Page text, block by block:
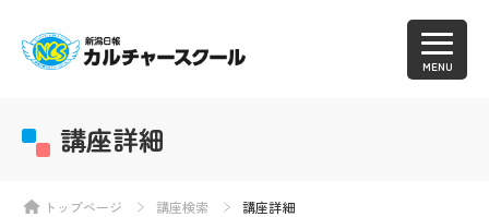
MENU
講座詳細
トップページ 講座検索 講座詳細